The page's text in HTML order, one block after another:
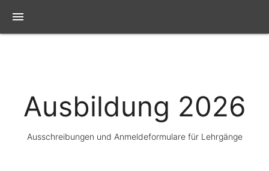
menu
Ausbildung 2026
Ausschreibungen und Anmeldeformulare für Lehrgänge